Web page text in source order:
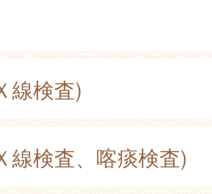
線検査)
線検査、喀痰検査)